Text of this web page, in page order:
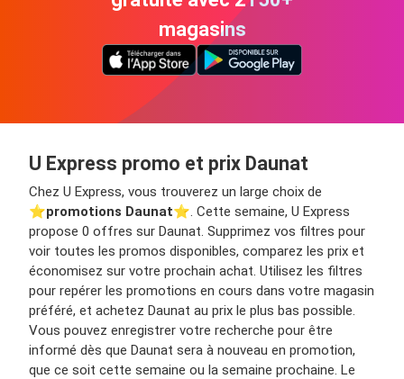
magasins
U Express promo et prix Daunat
Chez U Express, vous trouverez un large choix de
⭐️promotions Daunat⭐️. Cette semaine, U Express
propose 0 offres sur Daunat. Supprimez vos filtres pour
voir toutes les promos disponibles, comparez les prix et
économisez sur votre prochain achat. Utilisez les filtres
pour repérer les promotions en cours dans votre magasin
préféré, et achetez Daunat au prix le plus bas possible.
Vous pouvez enregistrer votre recherche pour être
informé dès que Daunat sera à nouveau en promotion,
que ce soit cette semaine ou la semaine prochaine. Le